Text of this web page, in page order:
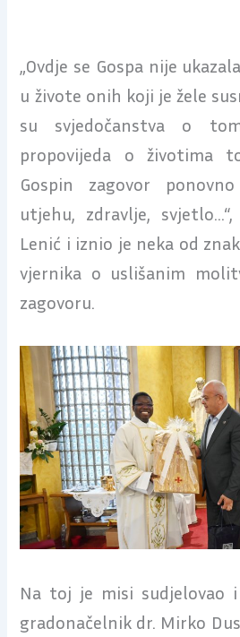
„Ovdje se Gospa nije
u živote onih koji je žele
su svjedočanstva o
propovijeda o životima
Gospin zagovor
utjehu, zdravlje,
Lenić i iznio je neka od
vjernika o uslišanim
zagovoru.
Na toj je misi sudjelovao i
gradonačelnik dr. Mirko